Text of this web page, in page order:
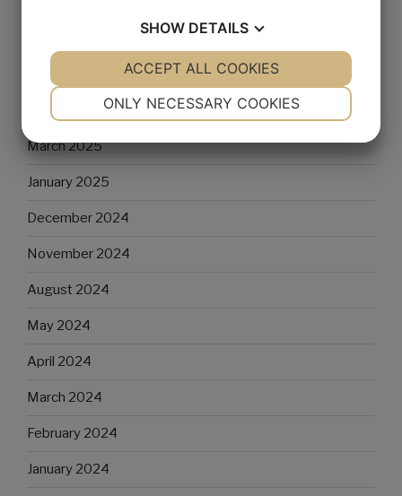
May 2025
April 2025
March 2025
January 2025
December 2024
November 2024
August 2024
May 2024
April 2024
March 2024
February 2024
January 2024
SHOW DETAILS
YES NO YES NO
ONLY NECESSARY COOKIES
ACCEPT ALL COOKIES